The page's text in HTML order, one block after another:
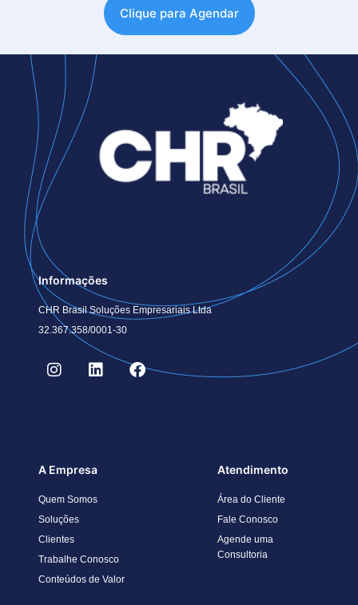
Clique para Agendar
Informações
CHR Brasil Soluções Empresariais Ltda
32.367.358/0001-30
A Empresa
Quem Somos
Soluções
Clientes
Trabalhe Conosco
Conteúdos de Valor
Atendimento
Área do Cliente
Fale Conosco
Agende uma
Consultoria